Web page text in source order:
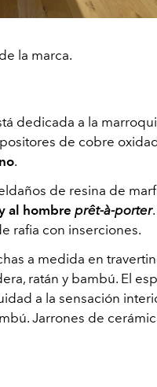
la marca.
dedicada a la
de cobre
.
de resina de
al hombre prêt-à-porter
rafia con inserciones.
a medida en
ratán y bambú. El
a la sensación
Jarrones de